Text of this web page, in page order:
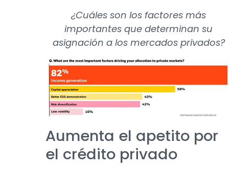
¿Cuáles son los factores más
importantes que determinan su
asignación a los mercados privados?
Aumenta el apetito por
el crédito privado